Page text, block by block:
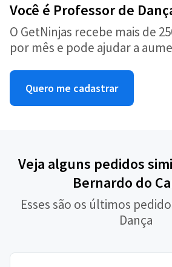
Você é Professor de
O GetNinjas recebe mais de
por mês e pode ajudar a
Quero me cadastrar
Veja alguns pedidos
Bernardo do
Esses são os últimos
Dança